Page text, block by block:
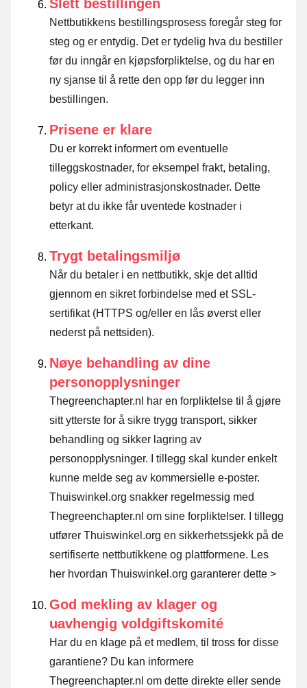
Slett bestillingen
Nettbutikkens bestillingsprosess foregår steg for
steg og er entydig. Det er tydelig hva du bestiller
før du inngår en kjøpsforpliktelse, og du har en
ny sjanse til å rette den opp før du legger inn
bestillingen.
Prisene er klare
Du er korrekt informert om eventuelle
tilleggskostnader, for eksempel frakt, betaling,
policy eller administrasjonskostnader. Dette
betyr at du ikke får uventede kostnader i
etterkant.
Trygt betalingsmiljø
Når du betaler i en nettbutikk, skje det alltid
gjennom en sikret forbindelse med et SSL-
sertifikat (HTTPS og/eller en lås øverst eller
nederst på nettsiden).
Nøye behandling av dine
personopplysninger
Thegreenchapter.nl har en forpliktelse til å gjøre
sitt ytterste for å sikre trygg transport, sikker
behandling og sikker lagring av
personopplysninger. I tillegg skal kunder enkelt
kunne melde seg av kommersielle e-poster.
Thuiswinkel.org snakker regelmessig med
Thegreenchapter.nl om sine forpliktelser. I tillegg
utfører Thuiswinkel.org en sikkerhetssjekk på de
sertifiserte nettbutikkene og plattformene. Les
her hvordan Thuiswinkel.org garanterer dette >
God mekling av klager og
uavhengig voldgiftskomité
Har du en klage på et medlem, til tross for disse
garantiene? Du kan informere
Thegreenchapter.nl om dette direkte eller sende